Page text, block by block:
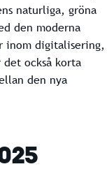
naturliga, gröna
den moderna
inom digitalisering,
också korta
den nya